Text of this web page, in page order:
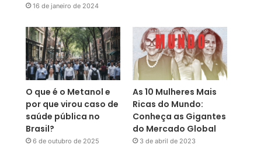
16 de janeiro de 2024
O que é o Metanol e
por que virou caso de
saúde pública no
Brasil?
6 de outubro de 2025
As 10 Mulheres Mais
Ricas do Mundo:
Conheça as Gigantes
do Mercado Global
3 de abril de 2023